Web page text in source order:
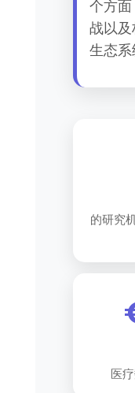
个方
战以
生态系
的研究
医